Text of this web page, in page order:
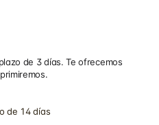
de 3 días. Te ofrecemos
de 14 días